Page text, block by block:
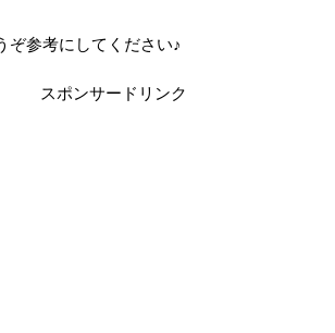
ぞ参考にしてください♪
スポンサードリンク